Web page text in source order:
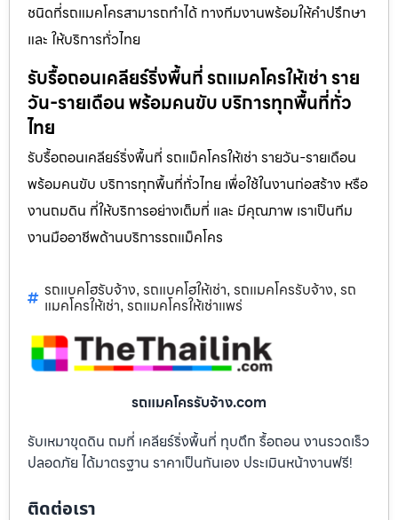
ชนิดที่รถแมคโครสามารถทำได้ ทางทีมงานพร้อมให้คำปรึกษา
และ ให้บริการทั่วไทย
รับรื้อถอนเคลียร์ริ่งพื้นที่ รถแมคโครให้เช่า ราย
วัน-รายเดือน พร้อมคนขับ บริการทุกพื้นที่ทั่ว
ไทย
รับรื้อถอนเคลียร์ริ่งพื้นที่ รถแม็คโครให้เช่า รายวัน-รายเดือน
พร้อมคนขับ บริการทุกพื้นที่ทั่วไทย เพื่อใช้ในงานก่อสร้าง หรือ
งานถมดิน ที่ให้บริการอย่างเต็มที่ และ มีคุณภาพ เราเป็นทีม
งานมืออาชีพด้านบริการรถแม็คโคร
รถแบคโฮรับจ้าง, รถแบคโฮให้เช่า, รถแมคโครรับจ้าง, รถ
แมคโครให้เช่า, รถแมคโครให้เช่าแพร่
รถแมคโครรับจ้าง.com
รับเหมาขุดดิน ถมที่ เคลียร์ริ่งพื้นที่ ทุบตึก รื้อถอน งานรวดเร็ว
ปลอดภัย ได้มาตรฐาน ราคาเป็นกันเอง ประเมินหน้างานฟรี!
ติดต่อเรา